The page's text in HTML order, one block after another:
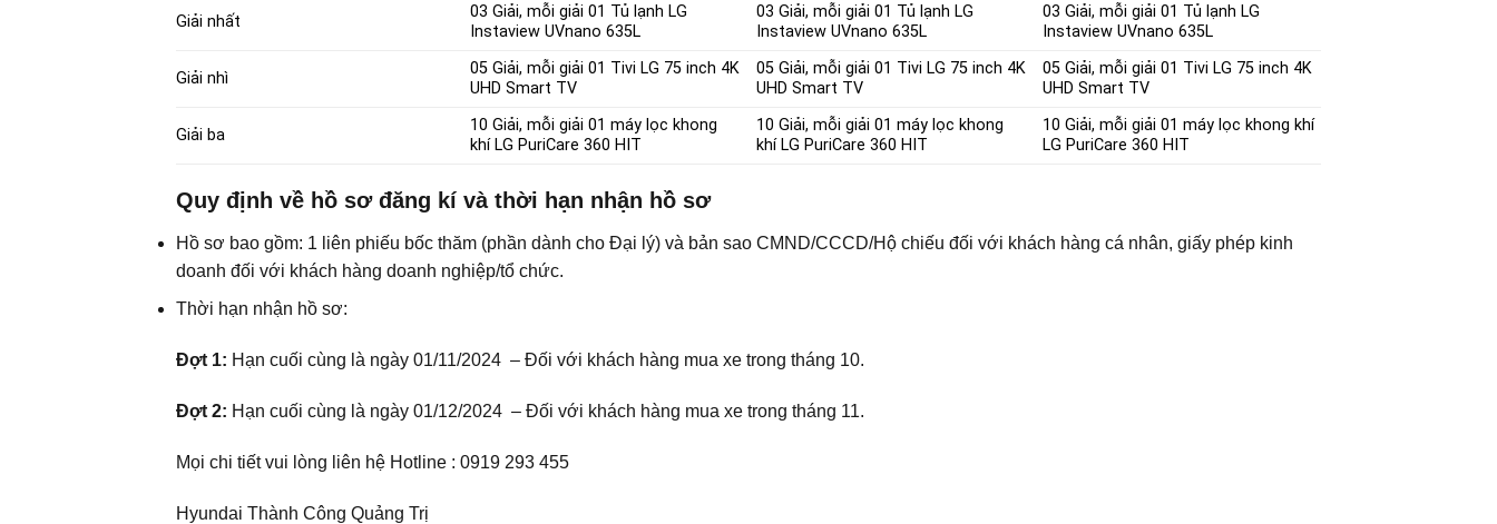
Giải nhất
03 Giải, mỗi giải 01 Tủ lạnh LG
Instaview UVnano 635L
03 Giải, mỗi giải 01 Tủ lạnh LG
Instaview UVnano 635L
03 Giải, mỗi giải 01 Tủ lạnh LG
Instaview UVnano 635L
Giải nhì
05 Giải, mỗi giải 01 Tivi LG 75 inch 4K
UHD Smart TV
05 Giải, mỗi giải 01 Tivi LG 75 inch 4K
UHD Smart TV
05 Giải, mỗi giải 01 Tivi LG 75 inch 4K
UHD Smart TV
Giải ba
10 Giải, mỗi giải 01 máy lọc khong
khí LG PuriCare 360 HIT
10 Giải, mỗi giải 01 máy lọc khong
khí LG PuriCare 360 HIT
10 Giải, mỗi giải 01 máy lọc khong khí
LG PuriCare 360 HIT
Quy định về hồ sơ đăng kí và thời hạn nhận hồ sơ
Hồ sơ bao gồm: 1 liên phiếu bốc thăm (phần dành cho Đại lý) và bản sao CMND/CCCD/Hộ chiếu đối với khách hàng cá nhân, giấy phép kinh
doanh đối với khách hàng doanh nghiệp/tổ chức.
Thời hạn nhận hồ sơ:
Đợt 1: Hạn cuối cùng là ngày 01/11/2024 – Đối với khách hàng mua xe trong tháng 10.
Đợt 2: Hạn cuối cùng là ngày 01/12/2024 – Đối với khách hàng mua xe trong tháng 11.
Mọi chi tiết vui lòng liên hệ Hotline : 0919 293 455
Hyundai Thành Công Quảng Trị